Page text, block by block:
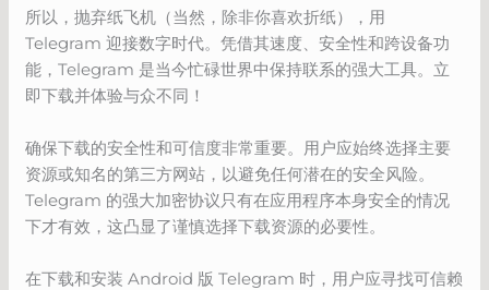
所以，抛弃纸飞机（当然，除非你喜欢折纸），用
Telegram 迎接数字时代。凭借其速度、安全性和跨设备功
能，Telegram 是当今忙碌世界中保持联系的强大工具。立
即下载并体验与众不同！
确保下载的安全性和可信度非常重要。用户应始终选择主要
资源或知名的第三方网站，以避免任何潜在的安全风险。
Telegram 的强大加密协议只有在应用程序本身安全的情况
下才有效，这凸显了谨慎选择下载资源的必要性。
在下载和安装 Android 版 Telegram 时，用户应寻找可信赖